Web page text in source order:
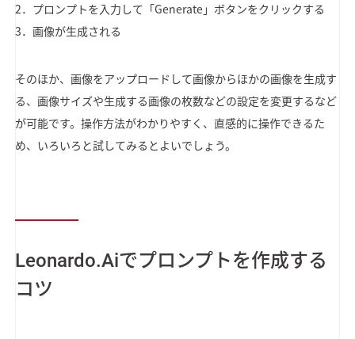
2．プロンプトを入力して「Generate」ボタンをクリックする
3．画像が生成される
そのほか、画像をアップロードして画像からほかの画像を生成す
る、画像サイズや生成する画像の枚数などの設定を変更するなど
が可能です。操作方法がわかりやすく、直感的に操作できるた
め、いろいろと試してみるとよいでしょう。
Leonardo.Aiでプロンプトを作成する
コツ